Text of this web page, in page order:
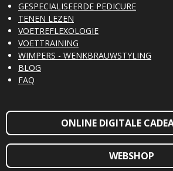
GESPECIALISEERDE PEDICURE
TENEN LEZEN
VOETREFLEXOLOGIE
VOETTRAINING
WIMPERS - WENKBRAUWSTYLING
BLOG
FAQ
ONLINE DIGITALE
WEBSHOP